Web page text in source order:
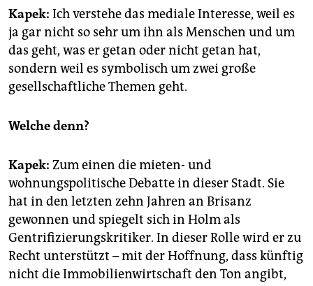
Kapek: Ich verstehe das mediale Interesse, weil es
ja gar nicht so sehr um ihn als Menschen und um
das geht, was er getan oder nicht getan hat,
sondern weil es symbolisch um zwei große
gesellschaftliche Themen geht.
Welche denn?
Kapek: Zum einen die mieten- und
wohnungspolitische Debatte in dieser Stadt. Sie
hat in den letzten zehn Jahren an Brisanz
gewonnen und spiegelt sich in Holm als
Gentrifizierungskritiker. In dieser Rolle wird er zu
Recht unterstützt – mit der Hoffnung, dass künftig
nicht die Immobilienwirtschaft den Ton angibt,